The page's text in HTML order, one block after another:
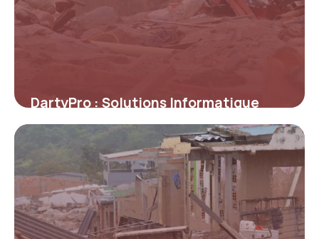
DartyPro : Solutions Informatique
Entreprise 2026
21 mai 2026